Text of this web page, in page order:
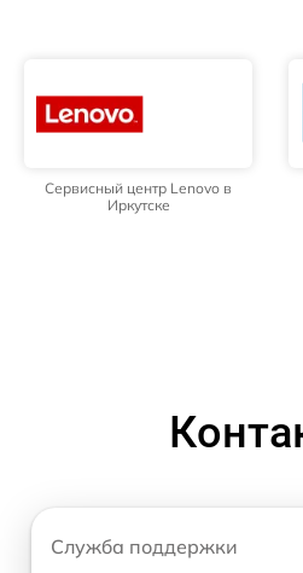
Сервисный центр Lenovo в
Иркутске
Служба поддержки